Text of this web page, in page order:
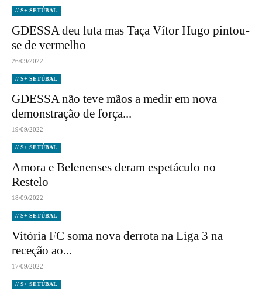
// S+ SETÚBAL
GDESSA deu luta mas Taça Vítor Hugo pintou-
se de vermelho
26/09/2022
// S+ SETÚBAL
GDESSA não teve mãos a medir em nova
demonstração de força...
19/09/2022
// S+ SETÚBAL
Amora e Belenenses deram espetáculo no
Restelo
18/09/2022
// S+ SETÚBAL
Vitória FC soma nova derrota na Liga 3 na
receção ao...
17/09/2022
// S+ SETÚBAL